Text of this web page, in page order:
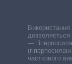
Використання
дозволяється
—
часткового